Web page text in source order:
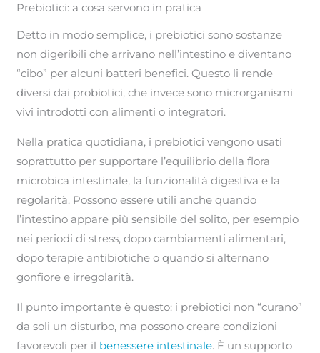
Prebiotici: a cosa servono in pratica
Detto in modo semplice, i prebiotici sono sostanze
non digeribili che arrivano nell’intestino e diventano
“cibo” per alcuni batteri benefici. Questo li rende
diversi dai probiotici, che invece sono microrganismi
vivi introdotti con alimenti o integratori.
Nella pratica quotidiana, i prebiotici vengono usati
soprattutto per supportare l’equilibrio della flora
microbica intestinale, la funzionalità digestiva e la
regolarità. Possono essere utili anche quando
l’intestino appare più sensibile del solito, per esempio
nei periodi di stress, dopo cambiamenti alimentari,
dopo terapie antibiotiche o quando si alternano
gonfiore e irregolarità.
Il punto importante è questo: i prebiotici non “curano”
da soli un disturbo, ma possono creare condizioni
favorevoli per il benessere intestinale. È un supporto